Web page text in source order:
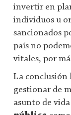
invertir en
individuos u
sancionados
país no
vitales, por
La conclusión
gestionar de
asunto de